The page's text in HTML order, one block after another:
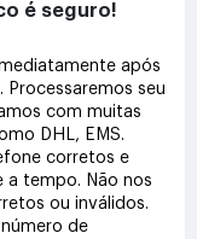
é seguro!
após
seu
com muitas
DHL, EMS.
corretos e
a tempo. Não nos
ou inválidos.
de